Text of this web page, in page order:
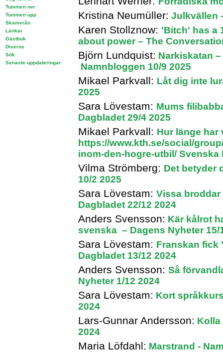
Tummen ner
Tummen upp
Skamvrån
Länkar
Gästbok
Diverse
Sök
Senaste uppdateringar
Kristina Neumüller: Julkvällen
Karen Stollznow: 'Bitch' has a
about power – The
Björn Lundquist: Narkiskatan
Namnbloggen 10/9 2025
Mikael Parkvall: Låt dig inte
2025
Sara Lövestam: Mums
Dagbladet 29/4 2025
Mikael Parkvall: Hur länge har
https://www.kth.se/social/
inom-den-hogre-utbil/ Svenska
Vilma Strömberg: Det betyder
10/2 2025
Sara Lövestam: Vissa
Dagbladet 22/12 2024
Anders Svensson: Kär kålrot
svenska – Dagens Nyheter 15/
Sara Lövestam: Franskan fick
Dagbladet 13/12 2024
Anders Svensson: Så
Nyheter 1/12 2024
Sara Lövestam: Kort
2024
Lars-Gunnar Andersson: Kolla
2024
Maria Löfdahl: Marstrand -